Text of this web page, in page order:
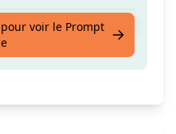
un café en plein air
voir le Prompt